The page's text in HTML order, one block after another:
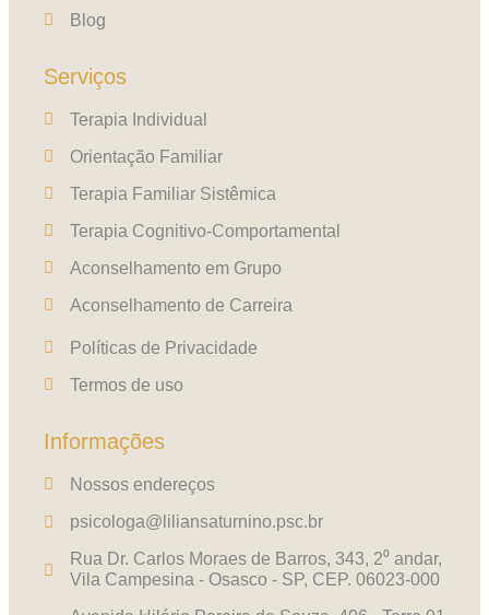
Blog
Serviços
Terapia Individual
Orientação Familiar
Terapia Familiar Sistêmica
Terapia Cognitivo-Comportamental
Aconselhamento em Grupo
Aconselhamento de Carreira
Políticas de Privacidade
Termos de uso
Informações
Nossos endereços
psicologa@liliansaturnino.psc.br
Rua Dr. Carlos Moraes de Barros, 343, 2⁰ andar,
Vila Campesina - Osasco - SP, CEP. 06023-000